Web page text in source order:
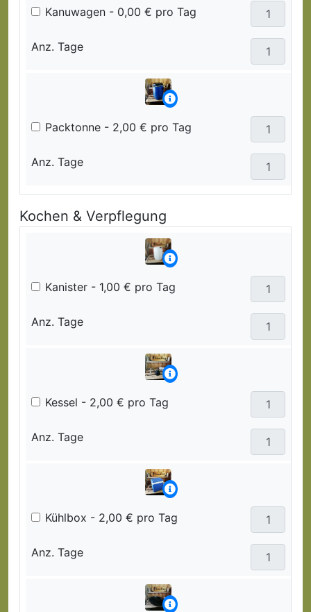
Kanuwagen - 0,00 € pro Tag
Anz. Tage
Packtonne - 2,00 € pro Tag
Anz. Tage
Kochen & Verpflegung
Kanister - 1,00 € pro Tag
Anz. Tage
Kessel - 2,00 € pro Tag
Anz. Tage
Kühlbox - 2,00 € pro Tag
Anz. Tage